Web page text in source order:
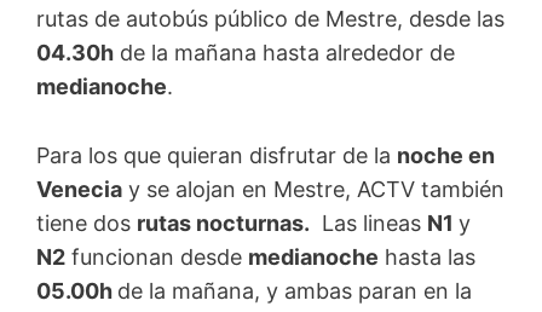
rutas de autobús público de Mestre, desde las
04.30h de la mañana hasta alrededor de
medianoche.
Para los que quieran disfrutar de la noche en
Venecia y se alojan en Mestre, ACTV también
tiene dos rutas nocturnas. Las lineas N1 y
N2 funcionan desde medianoche hasta las
05.00h de la mañana, y ambas paran en la